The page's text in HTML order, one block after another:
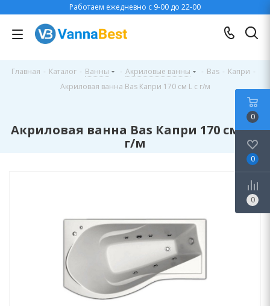
Работаем ежедневно с 9-00 до 22-00
Главная - Каталог - Ванны - Акриловые ванны - Bas - Капри -
Акриловая ванна Bas Капри 170 см L с г/м
Акриловая ванна Bas Капри 170 см L с
г/м
0
0
0